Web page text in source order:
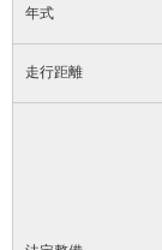
年式
走行距離